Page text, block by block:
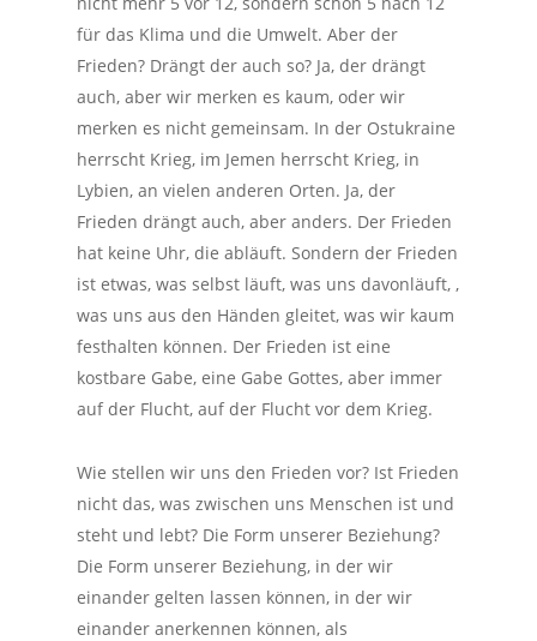
für das Klima und die Umwelt. Aber der
Frieden? Drängt der auch so? Ja, der drängt
auch, aber wir merken es kaum, oder wir
merken es nicht gemeinsam. In der Ostukraine
herrscht Krieg, im Jemen herrscht Krieg, in
Lybien, an vielen anderen Orten. Ja, der
Frieden drängt auch, aber anders. Der Frieden
hat keine Uhr, die abläuft. Sondern der Frieden
ist etwas, was selbst läuft, was uns davonläuft, ,
was uns aus den Händen gleitet, was wir kaum
festhalten können. Der Frieden ist eine
kostbare Gabe, eine Gabe Gottes, aber immer
auf der Flucht, auf der Flucht vor dem Krieg.
Wie stellen wir uns den Frieden vor? Ist Frieden
nicht das, waszwischen uns Menschen ist und
steht und lebt? Die Form unserer Beziehung?
Die Form unserer Beziehung, in der wir
einander gelten lassen können, in der wir
einander anerkennen können, als